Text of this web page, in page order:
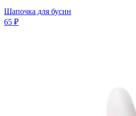
Шапочка для бусин
65 ₽